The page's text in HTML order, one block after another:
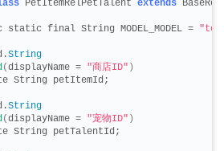
PetItemRelPetTalent extends
static final String MODEL_MODEL =
String
(displayName = "商店ID" )
String petItemId;
String
(displayName = "宠物ID" )
String petTalentId;